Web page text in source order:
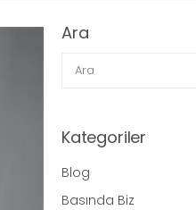
Ara
Ara
Kategoriler
Blog
Basında Biz